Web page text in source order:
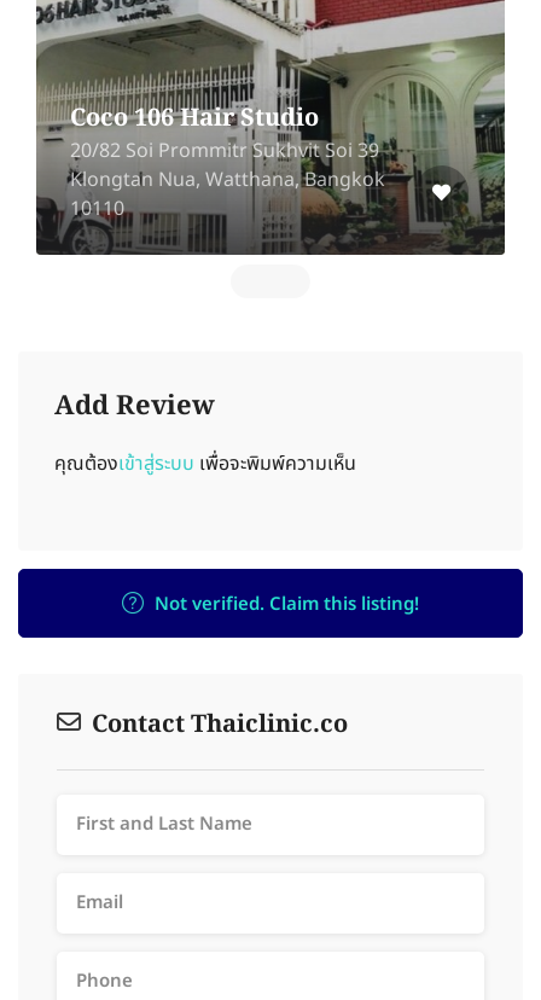
Coco 106 Hair Studio
20/82 Soi Prommitr Sukhvit Soi 39
Klongtan Nua, Watthana, Bangkok
10110
Add Review
คุณต้องเข้าสู่ระบบ เพื่อจะพิมพ์ความเห็น
Not verified. Claim this listing!
Contact Thaiclinic.co